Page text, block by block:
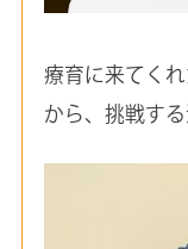
療育に来てく
から、挑戦す